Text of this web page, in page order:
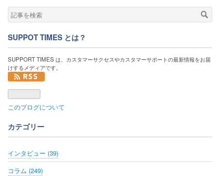
SUPPOT TIMES とは？
SUPPORT TIMES は、カスタマーサクセスやカスタマーサポートの最新情報をお届
けするメディアです。
このブログについて
カテゴリー
インタビュー (39)
コラム (249)